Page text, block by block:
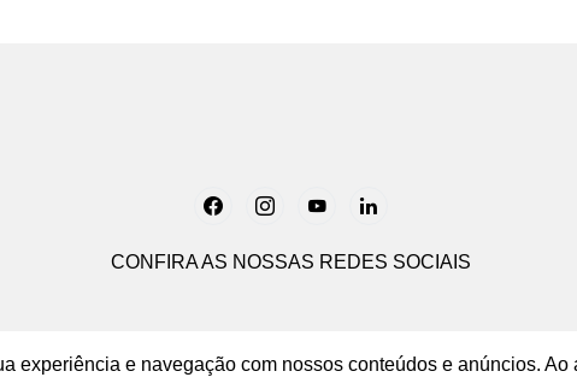
experiência e navegação com nossos conteúdos e anúncios.
CONFIRA AS NOSSAS REDES SOCIAIS